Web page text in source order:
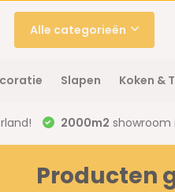
Alle categorieën
Slapen Koken &
2000m2 showroom
Producten